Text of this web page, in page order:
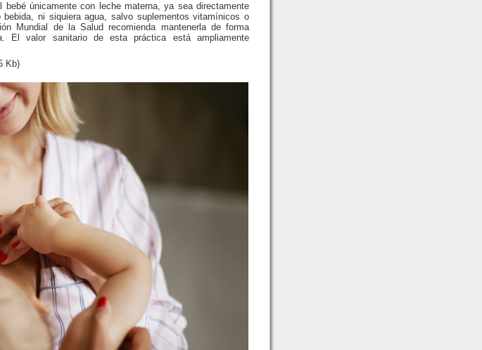
únicamente con leche materna, ya sea directamente
ni siquiera agua, salvo suplementos vitamínicos o
Mundial de la Salud recomienda mantenerla de forma
El valor sanitario de esta práctica está ampliamente
Kb)